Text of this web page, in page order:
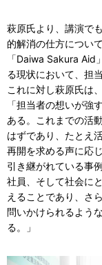
萩原氏より、講演で
的解消の仕方につい
「Daiwa Sakura Aid
る現状において、担
これに対し萩原氏は
「担当者の想いが強
ある。これまでの活
はずであり、たとえ
再開を求める声に応
引き継がれている事
社員、そして社会に
えることであり、さ
問いかけられるよう
る。」